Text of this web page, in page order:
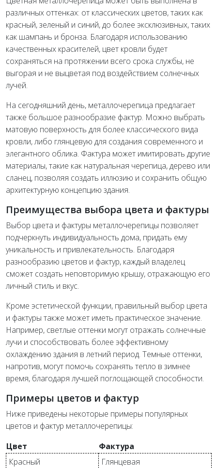
различных оттенках: от классических цветов, таких как
красный, зеленый и синий, до более эксклюзивных, таких
как шампань и бронза. Благодаря использованию
качественных красителей, цвет кровли будет
сохраняться на протяжении всего срока службы, не
выгорая и не выцветая под воздействием солнечных
лучей.
На сегодняшний день, металлочерепица предлагает
также большое разнообразие фактур. Можно выбрать
матовую поверхность для более классического вида
кровли, либо глянцевую для создания современного и
элегантного облика. Фактура может имитировать другие
материалы, такие как натуральная черепица, дерево или
сланец, позволяя создать иллюзию и сохранить общую
архитектурную концепцию здания.
Преимущества выбора цвета и фактуры
Выбор цвета и фактуры металлочерепицы позволяет
подчеркнуть индивидуальность дома, придать ему
уникальность и привлекательность. Благодаря
разнообразию цветов и фактур, каждый владелец
сможет создать неповторимую крышу, отражающую его
личный стиль и вкус.
Кроме эстетической функции, правильный выбор цвета
и фактуры также может иметь практическое значение.
Например, светлые оттенки могут отражать солнечные
лучи и способствовать более эффективному
охлаждению здания в летний период. Темные оттенки,
напротив, могут помочь сохранять тепло в зимнее
время, благодаря лучшей поглощающей способности.
Примеры цветов и фактур
Ниже приведены некоторые примеры популярных
цветов и фактур металлочерепицы:
Цвет
Фактура
Красный
Глянцевая